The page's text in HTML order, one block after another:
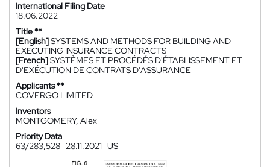
International Filing Date
18.06.2022
Title **
[English]SYSTEMS AND METHODS FOR BUILDING AND
EXECUTING INSURANCE CONTRACTS
[French]SYSTÈMES ET PROCÉDÉS D'ÉTABLISSEMENT ET
D'EXÉCUTION DE CONTRATS D'ASSURANCE
Applicants **
COVERGO LIMITED
Inventors
MONTGOMERY, Alex
Priority Data
63/283,528 28.11.2021 US